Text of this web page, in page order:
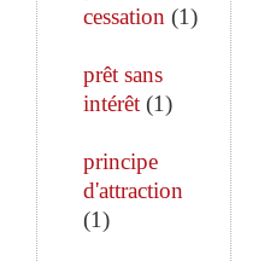
cessation (1)
prêt sans
intérêt (1)
principe
d'attraction
(1)